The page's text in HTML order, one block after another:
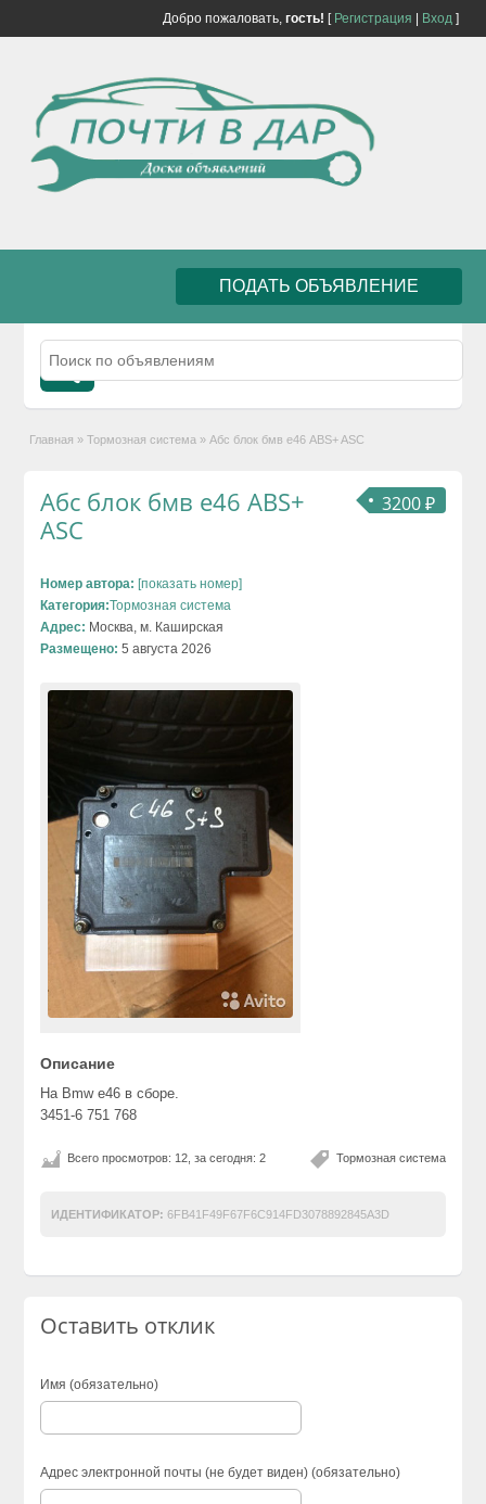
Добро пожаловать, гость! [ Регистрация Вход]
ПОДАТЬ ОБЪЯВЛЕНИЕ
Главная » Тормозная система » Абс блок бмв е46 ABS+ ASC
3200 ₽
Абс блок бмв е46 ABS+
ASC
Номер автора: [показать номер]
Категория:Тормозная система
Адрес: Москва, м. Каширская
Размещено: 5 августа 2026
Описание
На Bmw e46 в сборе.
3451-6 751 768
Тормозная система
Всего просмотров: 12, за сегодня: 2
ИДЕНТИФИКАТОР: 6FB41F49F67F6C914FD3078892845A3D
Оставить отклик
Имя (обязательно)
Адрес электронной почты (не будет виден) (обязательно)